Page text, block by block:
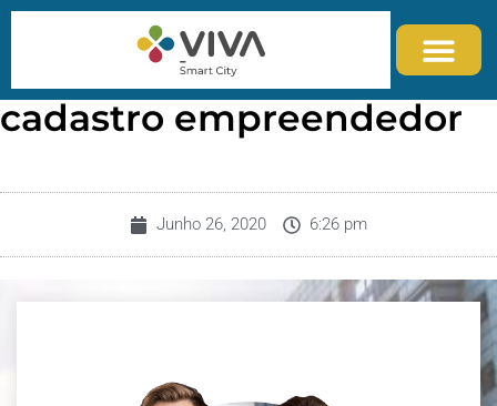
cadastro empreendedor
Junho 26, 2020 6:26 pm